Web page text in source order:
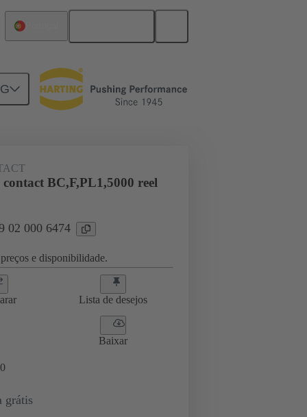
BC,F,PL1,5000 reel
02 000 6474
e disponibilidade.
Lista de desejos
Baixar
0
grátis